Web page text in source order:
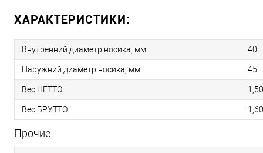
ХАРАКТЕРИСТИКИ:
Внутренний диаметр носика, мм 40
Наружний диаметр носика, мм 45
Вес НЕТТО
Вес БРУТТО
Прочие